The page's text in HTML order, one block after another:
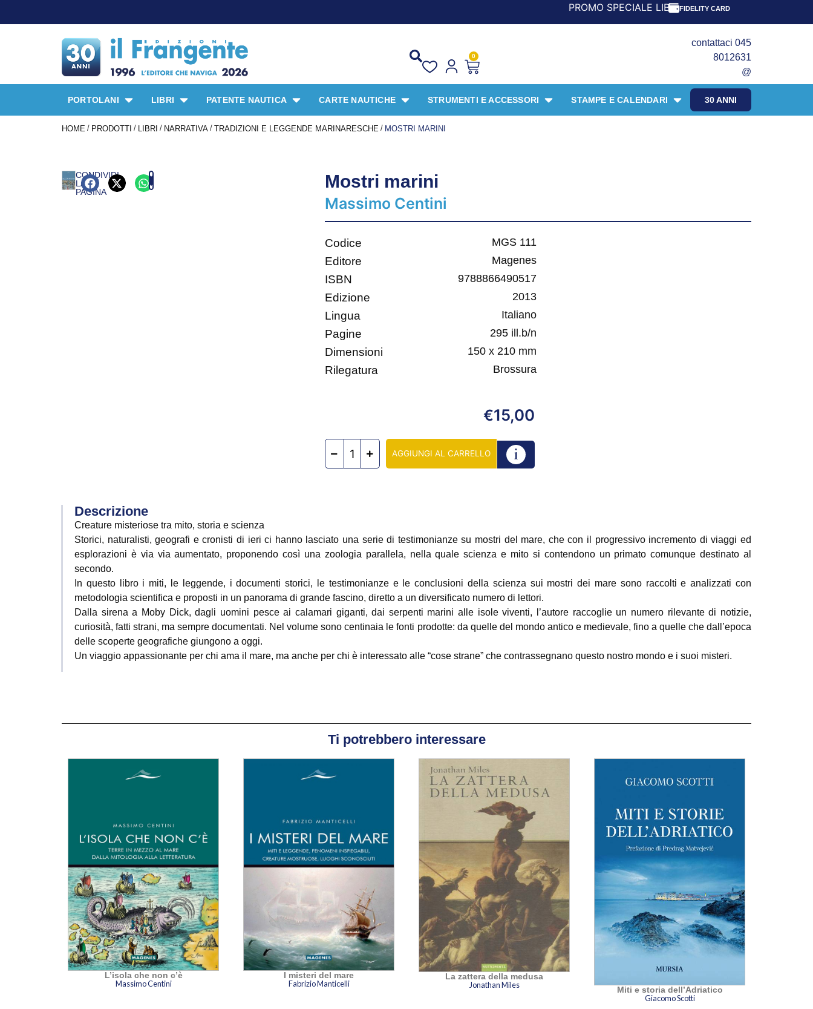
PROMO SPECIALE LIBRI PER I 30 ANNI DEL FRANGENTE! ***
FIDELITY CARD
0
contattaci 045
8012631
@
30 ANNI
PORTOLANI LIBRI PATENTE NAUTICA CARTE NAUTICHE STRUMENTI E ACCESSORI STAMPE E CALENDARI
HOME / PRODOTTI / LIBRI / NARRATIVA / TRADIZIONI E LEGGENDE MARINARESCHE / MOSTRI MARINI
CONDIVIDI
LA
PAGINA
Mostri marini
Massimo Centini
Codice MGS 111
Editore Magenes
ISBN 9788866490517
Edizione 2013
Lingua Italiano
Pagine 295 ill.b/n
Dimensioni 150 x 210 mm
Rilegatura Brossura
€15,00
AGGIUNGI AL CARRELLO
Descrizione
Creature misteriose tra mito, storia e scienza
Storici, naturalisti, geografi e cronisti di ieri ci hanno lasciato una serie di testimonianze su mostri del mare, che con il progressivo incremento di viaggi ed
esplorazioni è via via aumentato, proponendo così una zoologia parallela, nella quale scienza e mito si contendono un primato comunque destinato al
secondo.
In questo libro i miti, le leggende, i documenti storici, le testimonianze e le conclusioni della scienza sui mostri dei mare sono raccolti e analizzati con
metodologia scientifica e proposti in un panorama di grande fascino, diretto a un diversificato numero di lettori.
Dalla sirena a Moby Dick, dagli uomini pesce ai calamari giganti, dai serpenti marini alle isole viventi, l’autore raccoglie un numero rilevante di notizie,
curiosità, fatti strani, ma sempre documentati. Nel volume sono centinaia le fonti prodotte: da quelle del mondo antico e medievale, fino a quelle che dall’epoca
delle scoperte geografiche giungono a oggi.
Un viaggio appassionante per chi ama il mare, ma anche per chi è interessato alle “cose strane” che contrassegnano questo nostro mondo e i suoi misteri.
Ti potrebbero interessare
L’isola che non c’è
Massimo Centini
I misteri del mare
Fabrizio Manticelli
La zattera della medusa
Jonathan Miles
Miti e storia dell’Adriatico
Giacomo Scotti